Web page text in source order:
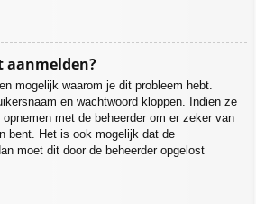
aanmelden?
mogelijk waarom je dit probleem hebt.
en wachtwoord kloppen. Indien ze
met de beheerder om er zeker van
bent. Het is ook mogelijk dat de
moet dit door de beheerder opgelost